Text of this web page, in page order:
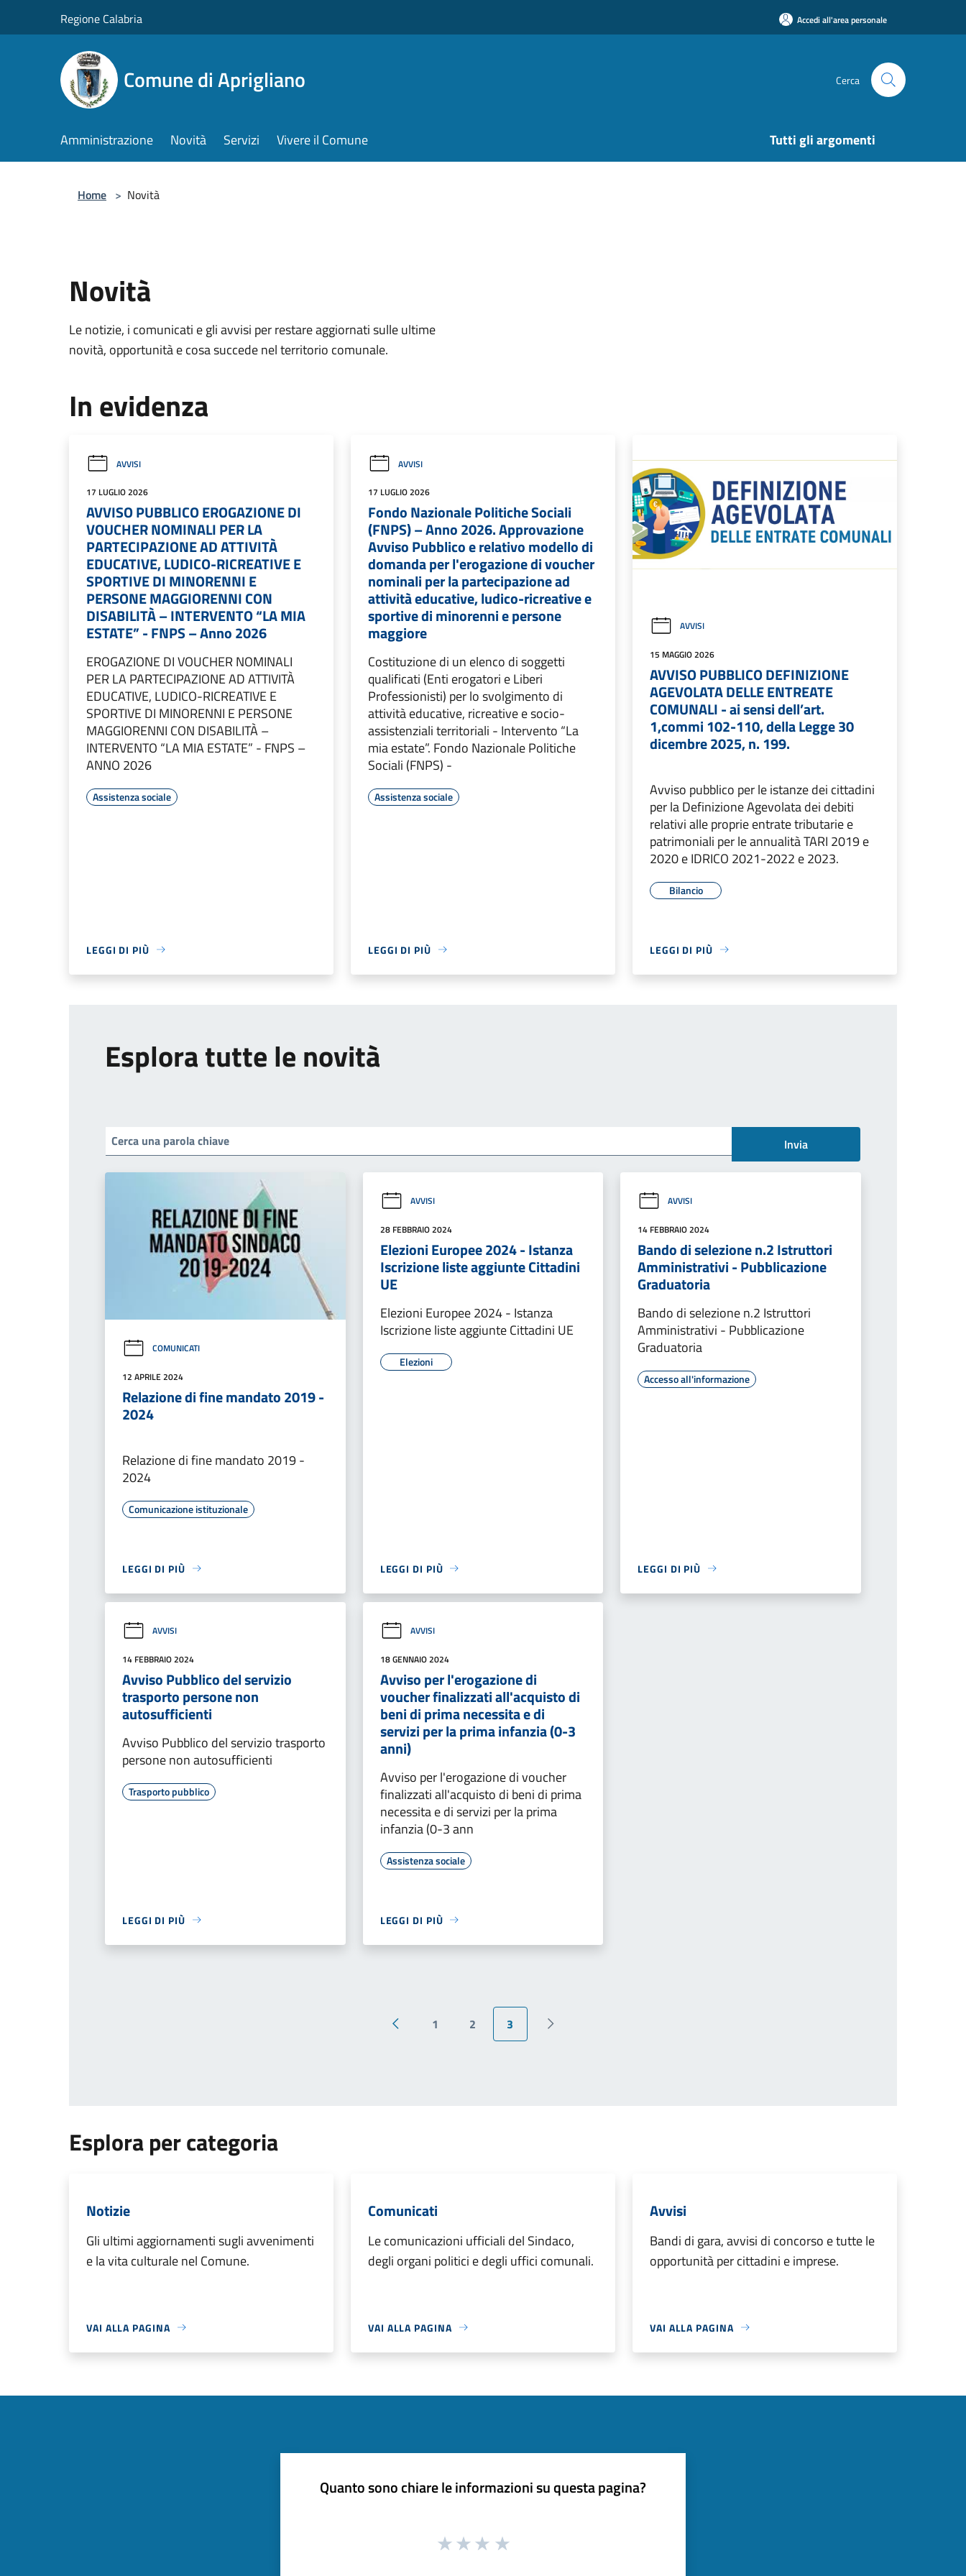
Regione Calabria Accedi all'area personale
Comune di Aprigliano Cerca
Amministrazione Novità Servizi Vivere il Comune Tutti gli argomenti
Home > Novità
Novità
Le notizie, i comunicati e gli avvisi per restare aggiornati sulle ultime
novità, opportunità e cosa succede nel territorio comunale.
In evidenza
AVVISI
17 LUGLIO 2026
AVVISO PUBBLICO EROGAZIONE DI
VOUCHER NOMINALI PER LA
PARTECIPAZIONE AD ATTIVITÀ
EDUCATIVE, LUDICO-RICREATIVE E
SPORTIVE DI MINORENNI E
PERSONE MAGGIORENNI CON
DISABILITÀ – INTERVENTO “LA MIA
ESTATE” - FNPS – Anno 2026
EROGAZIONE DI VOUCHER NOMINALI
PER LA PARTECIPAZIONE AD ATTIVITÀ
EDUCATIVE, LUDICO-RICREATIVE E
SPORTIVE DI MINORENNI E PERSONE
MAGGIORENNI CON DISABILITÀ –
INTERVENTO “LA MIA ESTATE” - FNPS –
ANNO 2026
Assistenza sociale
LEGGI DI PIÙ
AVVISI
17 LUGLIO 2026
Fondo Nazionale Politiche Sociali
(FNPS) – Anno 2026. Approvazione
Avviso Pubblico e relativo modello di
domanda per l'erogazione di voucher
nominali per la partecipazione ad
attività educative, ludico-ricreative e
sportive di minorenni e persone
maggiore
Costituzione di un elenco di soggetti
qualificati (Enti erogatori e Liberi
Professionisti) per lo svolgimento di
attività educative, ricreative e socio-
assistenziali territoriali - Intervento “La
mia estate”. Fondo Nazionale Politiche
Sociali (FNPS) -
Assistenza sociale
LEGGI DI PIÙ
AVVISI
15 MAGGIO 2026
AVVISO PUBBLICO DEFINIZIONE
AGEVOLATA DELLE ENTREATE
COMUNALI - ai sensi dell’art.
1,commi 102-110, della Legge 30
dicembre 2025, n. 199.
Avviso pubblico per le istanze dei cittadini
per la Definizione Agevolata dei debiti
relativi alle proprie entrate tributarie e
patrimoniali per le annualità TARI 2019 e
2020 e IDRICO 2021-2022 e 2023.
Bilancio
LEGGI DI PIÙ
Esplora tutte le novità
Invia
COMUNICATI
12 APRILE 2024
Relazione di fine mandato 2019 -
2024
Relazione di fine mandato 2019 -
2024
Comunicazione istituzionale
LEGGI DI PIÙ
AVVISI
28 FEBBRAIO 2024
Elezioni Europee 2024 - Istanza
Iscrizione liste aggiunte Cittadini
UE
Elezioni Europee 2024 - Istanza
Iscrizione liste aggiunte Cittadini UE
Elezioni
LEGGI DI PIÙ
AVVISI
14 FEBBRAIO 2024
Bando di selezione n.2 Istruttori
Amministrativi - Pubblicazione
Graduatoria
Bando di selezione n.2 Istruttori
Amministrativi - Pubblicazione
Graduatoria
Accesso all'informazione
LEGGI DI PIÙ
AVVISI
14 FEBBRAIO 2024
Avviso Pubblico del servizio
trasporto persone non
autosufficienti
Avviso Pubblico del servizio trasporto
persone non autosufficienti
Trasporto pubblico
LEGGI DI PIÙ
AVVISI
18 GENNAIO 2024
Avviso per l'erogazione di
voucher finalizzati all'acquisto di
beni di prima necessita e di
servizi per la prima infanzia (0-3
anni)
Avviso per l'erogazione di voucher
finalizzati all'acquisto di beni di prima
necessita e di servizi per la prima
infanzia (0-3 ann
Assistenza sociale
LEGGI DI PIÙ
Pagina precedente
1 2 3
Pagina successiva
Esplora per categoria
Notizie
Gli ultimi aggiornamenti sugli avvenimenti
e la vita culturale nel Comune.
VAI ALLA PAGINA
Comunicati
Le comunicazioni ufficiali del Sindaco,
degli organi politici e degli uffici comunali.
VAI ALLA PAGINA
Avvisi
Bandi di gara, avvisi di concorso e tutte le
opportunità per cittadini e imprese.
VAI ALLA PAGINA
Quanto sono chiare le informazioni su questa pagina?